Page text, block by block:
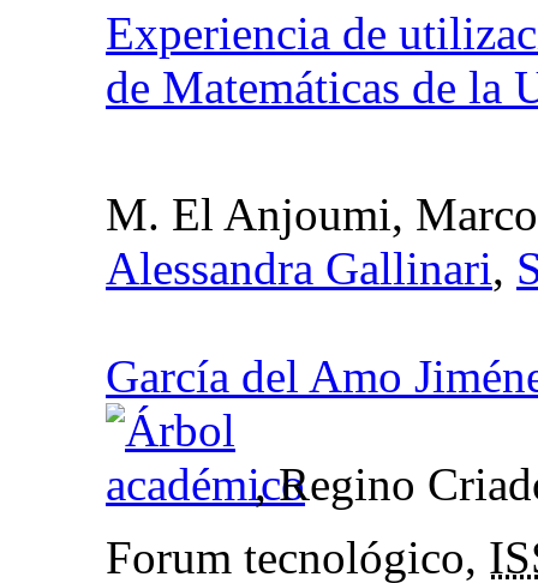
Experiencia de
de Matemáticas de la
M. El Anjoumi,
Alessandra Gallinari,
García del Amo
, Regino
Forum tecnológico,